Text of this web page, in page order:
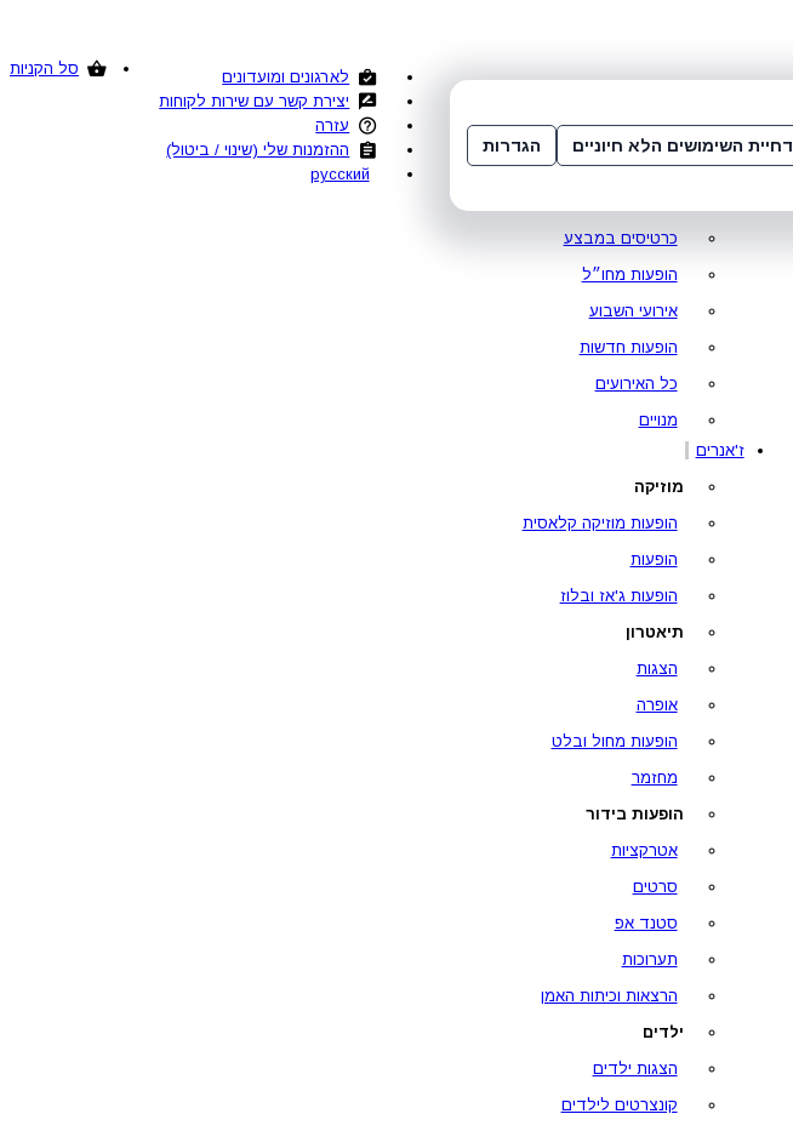
סל הקניות
עמוד ראשי
סופר פרייס
כרטיסים במבצע
הופעות מחו״ל
אירועי השבוע
הופעות חדשות
כל האירועים
מנויים
ז'אנרים
מוזיקה
הופעות מוזיקה קלאסית
הופעות
הופעות ג'אז ובלוז
תיאטרון
הצגות
אופרה
הופעות מחול ובלט
מחזמר
הופעות בידור
אטרקציות
סרטים
סטנד אפ
תערוכות
הרצאות וכיתות האמן
ילדים
הצגות ילדים
קונצרטים לילדים
לארגונים ומועדונים
יצירת קשר עם שירות לקוחות
עזרה
ההזמנות שלי (שינוי / ביטול)
русский
דחיית השימושים הלא חיוניים הגדרות